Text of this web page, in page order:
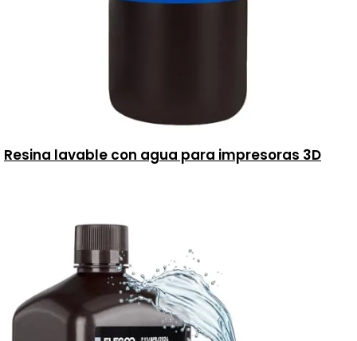
Resina lavable con agua para impresoras 3D